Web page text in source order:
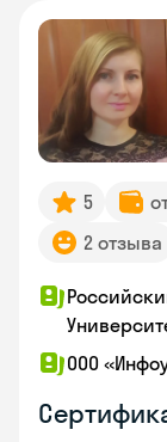
5
2 отзыва
ООО